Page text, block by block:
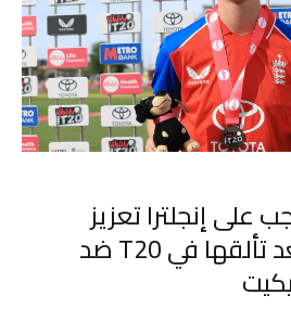
إنجلترا تعزيز
الترتيب الشامل بعد تألقها في T20 ضد